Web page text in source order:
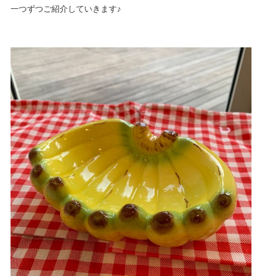
一つずつご紹介していきます♪